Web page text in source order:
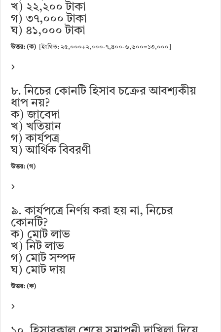
খ) ২২,২০০ টাকা
গ) ৩৭,০০০ টাকা
ঘ) ৪১,০০০ টাকা
উত্তর: (ক) [ইংগিত: ২৫,০০০+২,০০০-৭,৪০০-৬,৬০০=১৩,০০০]
৮. নিচের কোনটি হিসাব চক্রের আবশ্যকীয়
ধাপ নয়?
ক) জাবেদা
খ) খতিয়ান
গ) কার্যপত্র
ঘ) আর্থিক বিবরণী
উত্তর: (গ)
৯. কার্যপত্রে নির্ণয় করা হয় না, নিচের
কোনটি?
ক) মোট লাভ
খ) নিট লাভ
গ) মোট সম্পদ
ঘ) মোট দায়
উত্তর: (ক)